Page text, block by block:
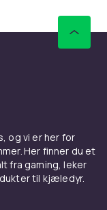
og vi er her for
Her finner du et
fra gaming, leker
til kjæledyr.